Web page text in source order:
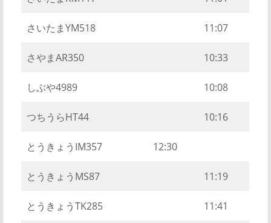
さいたまYM518 11:07
さやまAR350 10:33
しぶや4989 10:08
つちうらHT44 10:16
とうきょうIM357 12:30
とうきょうMS87 11:19
とうきょうTK285 11:41